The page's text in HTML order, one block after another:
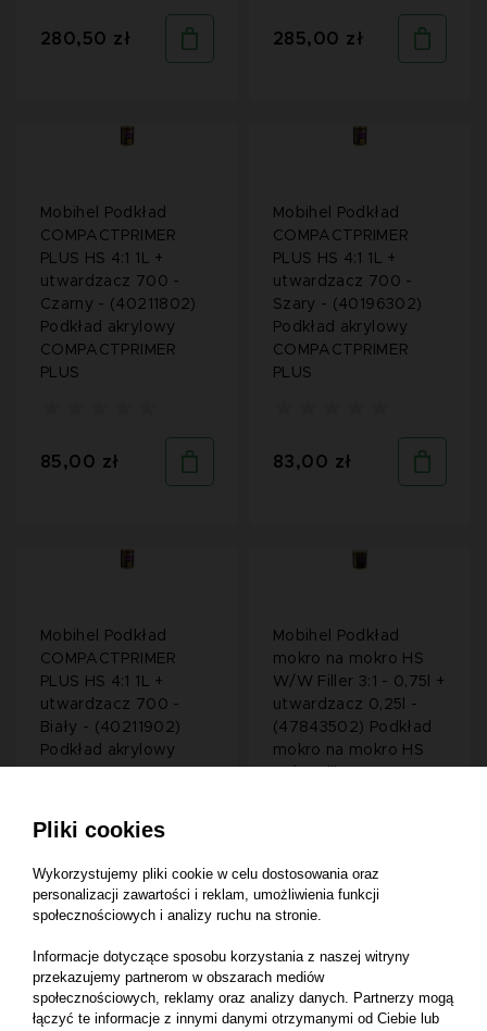
280,50 zł 285,00 zł
Mobihel Podkład
COMPACTPRIMER
PLUS HS 4:1 1L +
utwardzacz 700 -
Czarny - (40211802)
Podkład akrylowy
COMPACTPRIMER
PLUS
85,00 zł
Mobihel Podkład
COMPACTPRIMER
PLUS HS 4:1 1L +
utwardzacz 700 -
Szary - (40196302)
Podkład akrylowy
COMPACTPRIMER
PLUS
83,00 zł
Mobihel Podkład
COMPACTPRIMER
PLUS HS 4:1 1L +
utwardzacz 700 -
Biały - (40211902)
Podkład akrylowy
81,80 zł
Mobihel Podkład
mokro na mokro HS
W/W Filler 3:1 - 0,75l +
utwardzacz 0,25l -
(47843502) Podkład
mokro na mokro HS
85,80 zł
Pliki cookies
Wykorzystujemy pliki cookie w celu dostosowania oraz
personalizacji zawartości i reklam, umożliwienia funkcji
społecznościowych i analizy ruchu na stronie.
Informacje dotyczące sposobu korzystania z naszej witryny
przekazujemy partnerom w obszarach mediów
społecznościowych, reklamy oraz analizy danych. Partnerzy mogą
łączyć te informacje z innymi danymi otrzymanymi od Ciebie lub